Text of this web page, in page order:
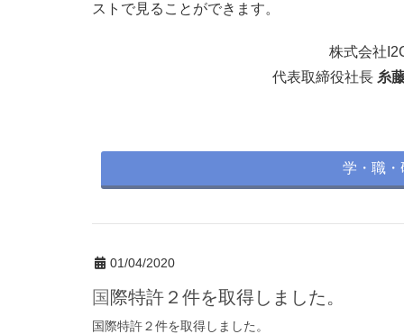
ストで見ることができます。
株式会社
代表取締役社長 糸
学・職
01/04/2020
国際特許２件を取得しました。
国際特許２件を取得しました。